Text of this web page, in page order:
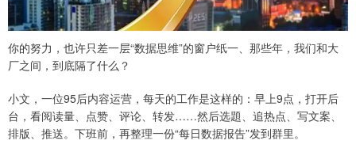
你的努力，也许只差一层“数据思维”的窗户纸一、那些年，我们和大
厂之间，到底隔了什么？
小文，一位95后内容运营，每天的工作是这样的：早上9点，打开后
台，看阅读量、点赞、评论、转发……然后选題、追热点、写文案、
排版、推送。下班前，再整理一份“每日数据报告”发到群里。